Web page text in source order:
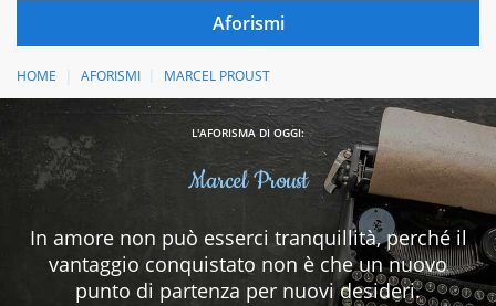
HOME AFORISMI MARCEL PROUST
L'AFORISMA DI OGGI:
Marcel Proust
In amore non può esserci tranquillità, perché il
vantaggio conquistato non è che un nuovo
punto di partenza per nuovi desideri.